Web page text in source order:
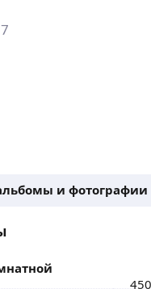
7
и фотографии